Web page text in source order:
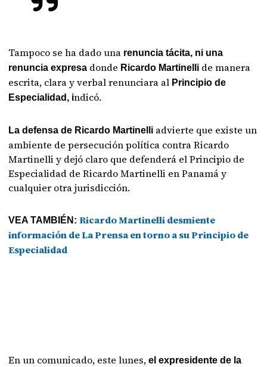
Tampoco se ha dado una renuncia tácita, ni una
renuncia expresa donde Ricardo Martinelli de manera
escrita, clara y verbal renunciara al Principio de
Especialidad, indicó.
La defensa de Ricardo Martinelli advierte que existe un
ambiente de persecución política contra Ricardo
Martinelli y dejó claro que defenderá el Principio de
Especialidad de Ricardo Martinelli en Panamá y
cualquier otra jurisdicción.
VEA TAMBIÉN:Ricardo Martinelli desmiente
información de La Prensa en torno a su Principio de
Especialidad
En un comunicado, este lunes,el expresidente de la